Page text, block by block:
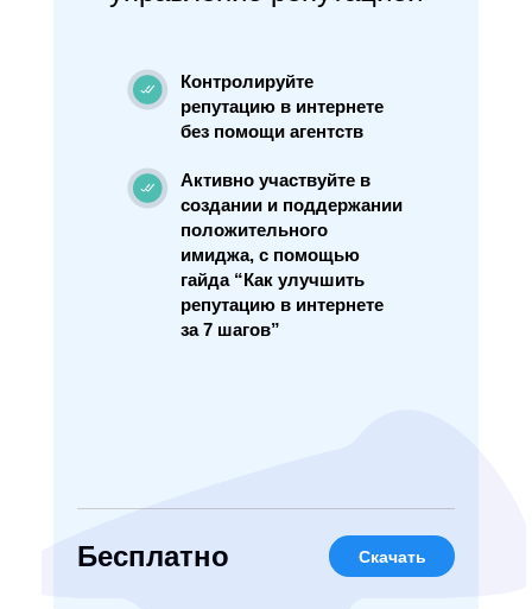
Контролируйте
репутацию в интернете
без помощи агентств
Активно участвуйте в
создании и поддержании
положительного
имиджа, с помощью
гайда “Как улучшить
репутацию в интернете
за 7 шагов”
Бесплатно Скачать